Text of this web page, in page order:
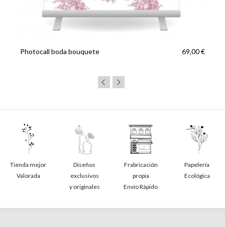
Photocall boda bouquete 69,00 €
Tienda mejor
Valorada
Diseños
exclusivos
y originales
Frabricación
propia
Envío Rápido
Papelería
Ecológica